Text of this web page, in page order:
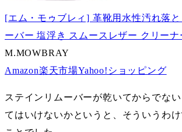
[エム・モゥブレィ] 革靴用水性汚れ落
ーバー 塩浮き スムースレザー クリーナ
M.MOWBRAY
Amazon楽天市場Yahoo!ショッピング
ステインリムーバーが乾いてからでな
てはいけないかというと、そういうわ